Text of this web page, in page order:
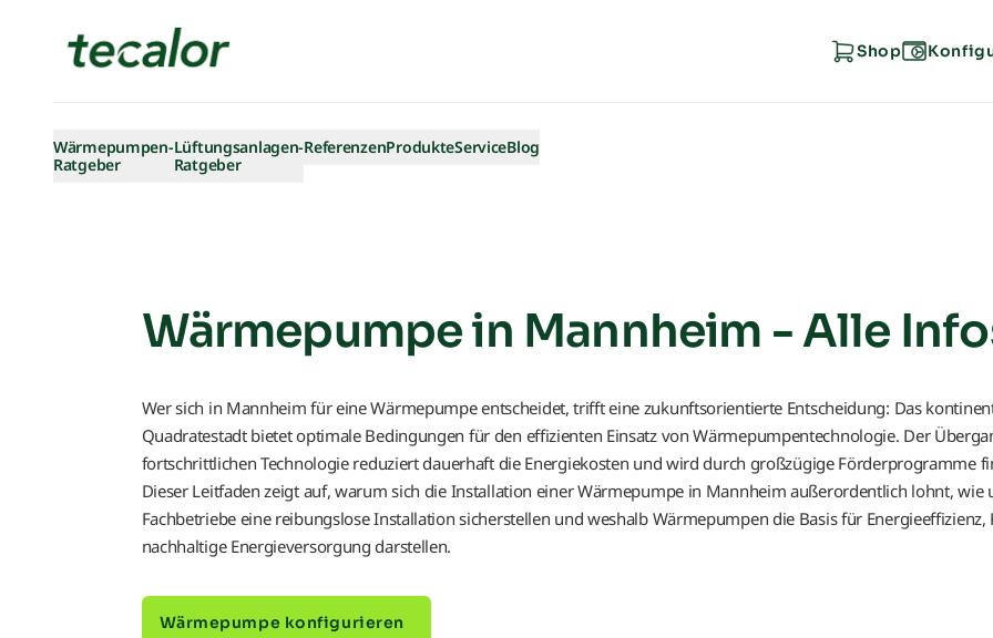
Shop
Wärmepumpen-
Ratgeber
Lüftungsanlagen-
Ratgeber
ReferenzenProdukteServiceBlog
Wärmepumpe in Mannheim - Alle
Wer sich in Mannheim für eine Wärmepumpe entscheidet, trifft eine zukunftsorientierte Entscheidung: Das
Quadratestadt bietet optimale Bedingungen für den effizienten Einsatz von Wärmepumpentechnologie. Der
fortschrittlichen Technologie reduziert dauerhaft die Energiekosten und wird durch großzügige Förderprogramme
Dieser Leitfaden zeigt auf, warum sich die Installation einer Wärmepumpe in Mannheim außerordentlich lohnt, wie
Fachbetriebe eine reibungslose Installation sicherstellen und weshalb Wärmepumpen die Basis für Energieeffizienz,
nachhaltige Energieversorgung darstellen.
Wärmepumpe konfigurieren